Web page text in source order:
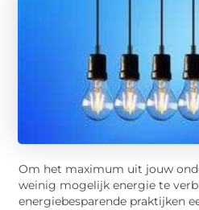
Om het maximum uit jouw
weinig mogelijk energie te
energiebesparende praktijken